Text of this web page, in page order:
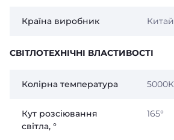
Країна виробник Китай
СВІТЛОТЕХНІЧНІ ВЛАСТИВОСТІ
Колірна температура 5000К
Кут розсіювання
світла, °
165°